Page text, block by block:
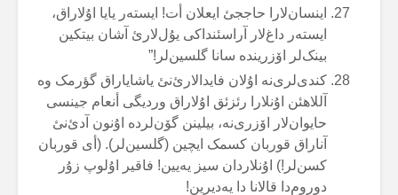
اینسان‌لارا حاججئ ایعلان أت! ایستەر یایا اۇلاراق،
ایستەر داغ‌لار آراسئنداکی یۇل‌لارئ آشان بیتکین
بینک‌لر اۆزریندە سانا گلسین‌لر!”
کندی‌لری‌نە اۇلان فایدالارئ‌نئ یاشایاراق گؤرمک وە
آللاهئن اۇنلارا رئزئق اۇلاراق وردیگی أنعام جینسی
حایوان‌لار اۆزری‌نە، بیلینن گۆن‌لردە اۇنون آدئ‌نئ
آناراق قوربان کسمک ایچین (گلسین‌لر). (أی قوربان
کسن‌لر!) اۇنلاردان سیز یەیین! فاقیر اۇلوپ زۇر
دوروم‌دا قالانا دا یەدیرین!